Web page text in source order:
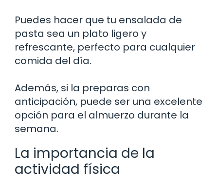
Puedes hacer que tu ensalada de
pasta sea un plato ligero y
refrescante, perfecto para cualquier
comida del día.
Además, si la preparas con
anticipación, puede ser una excelente
opción para el almuerzo durante la
semana.
La importancia de la
actividad física